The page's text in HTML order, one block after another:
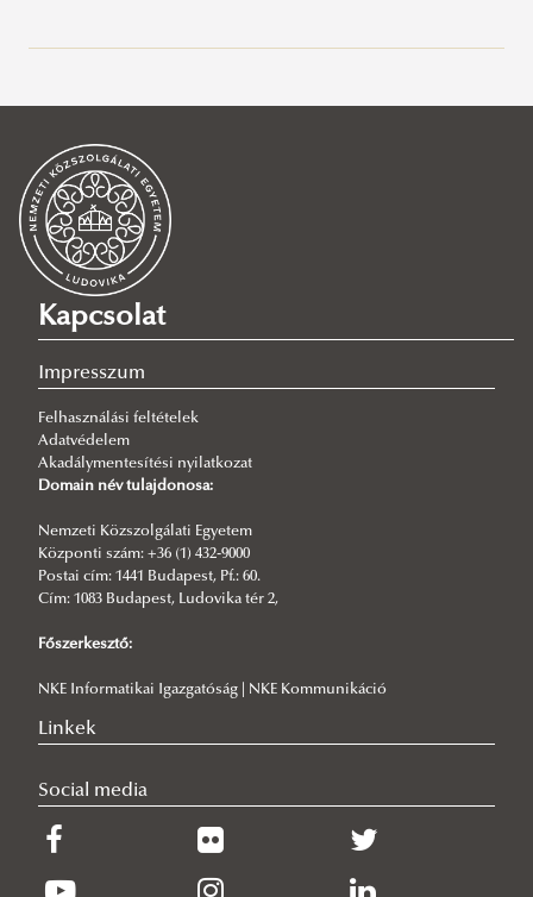
Vivien Kalas
Bernadett Petri
Réka Csepeli
Ákos Bence Gát PhD
Réka Zsuzsánna Máthé PhD
János Matuz
Viktória Lilla Pató
Laura Schmidt
Anna Taraczközi
Bettina Tóth
Rawand Ben Brahim
Nyilas Laura
Tímea Zsivity
Ákos Péter Mernyei
Kapcsolat
Impresszum
Felhasználási feltételek
Adatvédelem
Akadálymentesítési nyilatkozat
Domain név tulajdonosa:
Nemzeti Közszolgálati Egyetem
Központi szám: +36 (1) 432-9000
Postai cím: 1441 Budapest, Pf.: 60.
Cím: 1083 Budapest, Ludovika tér 2,
Főszerkesztő:
NKE Informatikai Igazgatóság | NKE Kommunikáció
Linkek
Social media